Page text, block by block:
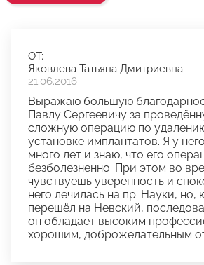
ОТ:
Яковлева Татьяна Дмитриевна
21.06.2016
Выражаю большую
Павлу Сергеевичу за
сложную операцию по
установке имплантатов. Я у
много лет и знаю, что его
безболезненно. При этом во
чувствуешь уверенность и
него лечилась на пр. Науки, но,
перешёл на Невский,
он обладает высоким
хорошим, доброжелательным